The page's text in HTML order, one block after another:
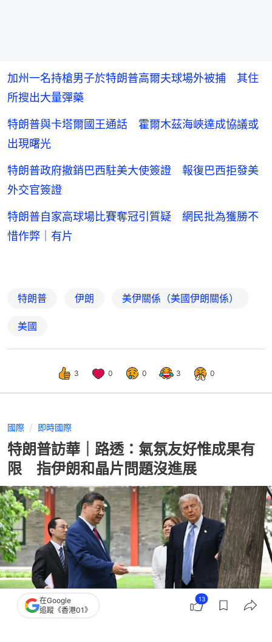
加州一名持槍男子於特朗普高爾夫球場外被捕 其住
所搜出大量彈藥
特朗普與卡塔爾國王通話 霍爾木茲海峽達成協議或
出現曙光
特朗普政府撤銷巴西駐美大使簽證 報復巴西拒發美
外交官簽證
特朗普自家高球場比賽奪冠引質疑 網民批為獲勝不
惜作弊｜有片
特朗普 伊朗 美伊關係（美國伊朗關係）
美國
3 0 0 3 0
國際 即時國際
特朗普訪華｜路透：氣氛友好惟成果有
限 指伊朗和晶片問題沒進展
在Google
追蹤《香港01》
13